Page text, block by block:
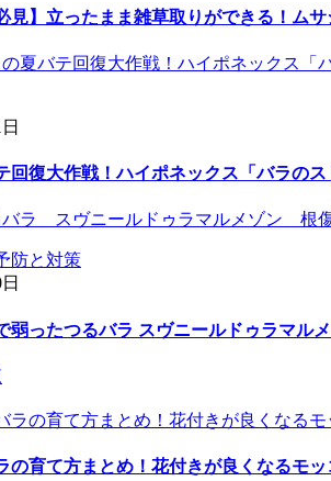
見】立ったまま雑草取りができる！ム
回復大作戦！ハイポネックス「バラの
防と対策
弱ったつるバラ スヴニールドゥラマル
の育て方まとめ！花付きが良くなるモ